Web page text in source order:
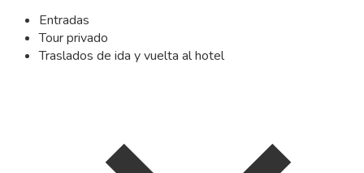
Entradas
Tour privado
Traslados de ida y vuelta al hotel